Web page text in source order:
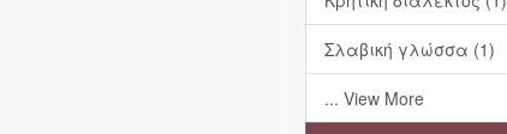
Σλαβική γλώσσα (1)
... View More